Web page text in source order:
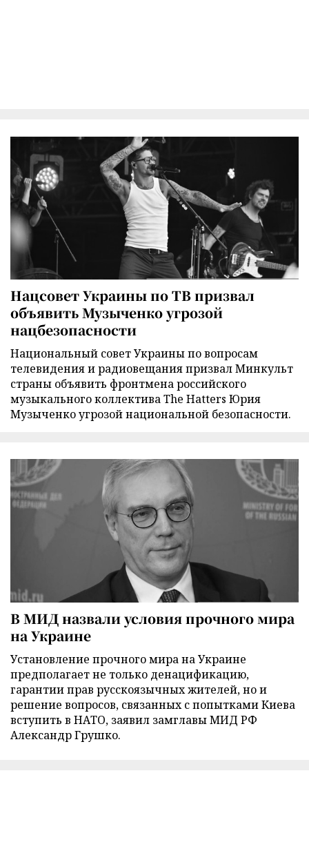
Нацсовет Украины по ТВ призвал
объявить Музыченко угрозой
нацбезопасности
Национальный совет Украины по вопросам
телевидения и радиовещания призвал Минкульт
страны объявить фронтмена российского
музыкального коллектива The Hatters Юрия
Музыченко угрозой национальной безопасности.
В МИД назвали условия прочного мира
на Украине
Установление прочного мира на Украине
предполагает не только денацификацию,
гарантии прав русскоязычных жителей, но и
решение вопросов, связанных с попытками Киева
вступить в НАТО, заявил замглавы МИД РФ
Александр Грушко.